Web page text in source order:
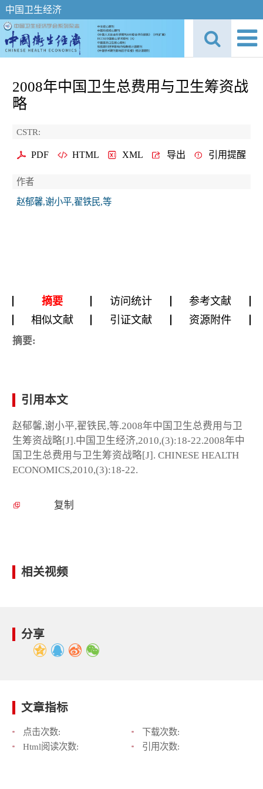
中国卫生经济
2008年中国卫生总费用与卫生筹资战
略
CSTR:
PDF HTML XML 导出 引用提醒
作者
赵郁馨,谢小平,翟铁民,等
摘要 访问统计
参考文献
相似文献
引证文献 资源附件
摘要:
引用本文
赵郁馨,谢小平,翟铁民,等.2008年中国卫生总费用与卫
生筹资战略[J].中国卫生经济,2010,(3):18-22.2008年中
国卫生总费用与卫生筹资战略[J]. CHINESE HEALTH
ECONOMICS,2010,(3):18-22.
复制
相关视频
分享
文章指标
点击次数:
下载次数:
Html阅读次数:
引用次数: